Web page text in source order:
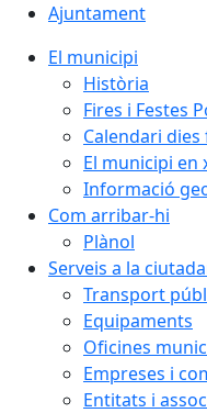
Ajuntament
El municipi
Història
Fires i Festes
Calendari dies
El municipi en
Informació
Com arribar-hi
Plànol
Serveis a la
Transport
Equipaments
Oficines
Empreses i
Entitats i